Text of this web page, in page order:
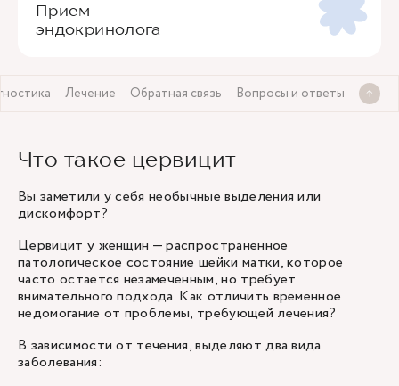
Прием
эндокринолога
Лечение Обратная связь Вопросы и ответы
Что такое цервицит
Вы заметили у себя необычные выделения или
дискомфорт?
Цервицит у женщин — распространенное
патологическое состояние шейки матки, которое
часто остается незамеченным, но требует
внимательного подхода. Как отличить временное
недомогание от проблемы, требующей лечения?
В зависимости от течения, выделяют два вида
заболевания: